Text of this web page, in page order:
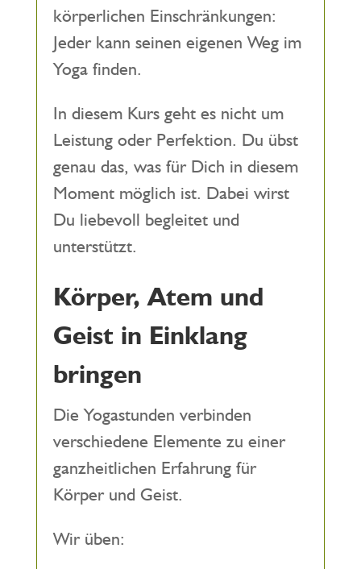
körperlichen Einschränkungen:
Jeder kann seinen eigenen Weg im
Yoga finden.
In diesem Kurs geht es nicht um
Leistung oder Perfektion. Du übst
genau das, was für Dich in diesem
Moment möglich ist. Dabei wirst
Du liebevoll begleitet und
unterstützt.
Körper, Atem und
Geist in Einklang
bringen
Die Yogastunden verbinden
verschiedene Elemente zu einer
ganzheitlichen Erfahrung für
Körper und Geist.
Wir üben: